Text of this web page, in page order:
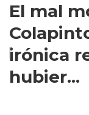
El mal
irónica
hubier...